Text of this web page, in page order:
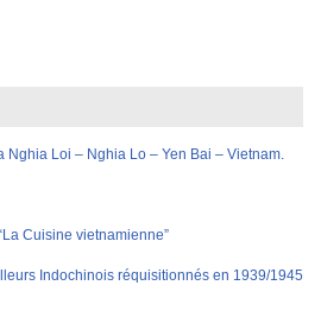
Nghia Loi – Nghia Lo – Yen Bai – Vietnam.
Cuisine vietnamienne”
Indochinois réquisitionnés en 1939/1945